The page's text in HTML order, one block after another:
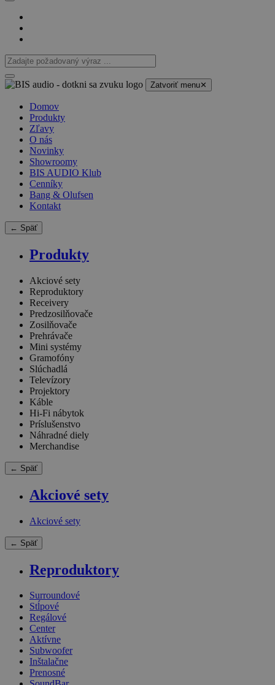
Zatvoriť menu✕
Domov
Produkty
Zľavy
O nás
Novinky
Showroomy
BIS AUDIO Klub
Cenníky
Bang & Olufsen
Kontakt
← Späť
Produkty
Akciové sety
Reproduktory
Receivery
Predzosilňovače
Zosilňovače
Prehrávače
Mini systémy
Gramofóny
Slúchadlá
Televízory
Projektory
Káble
Hi-Fi nábytok
Príslušenstvo
Náhradné diely
Merchandise
← Späť
Akciové sety
Akciové sety
← Späť
Reproduktory
Surroundové
Stĺpové
Regálové
Center
Aktívne
Subwoofer
Inštalačne
Prenosné